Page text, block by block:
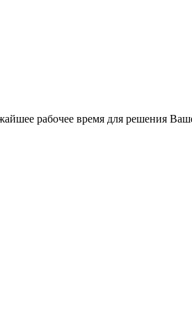
рабочее время для решения